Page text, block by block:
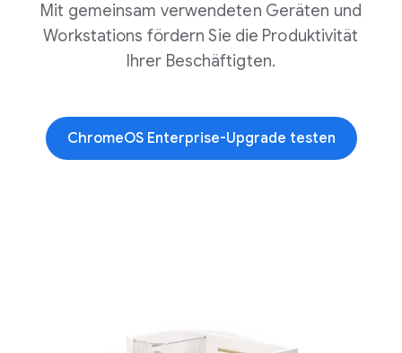
Mit gemeinsam verwendeten Geräten und
Workstations fördern Sie die Produktivität
Ihrer Beschäftigten.
ChromeOS Enterprise-Upgrade testen